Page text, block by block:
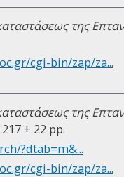
της
cgi-bin/zap/za...
της
+ 22 pp.
?dtab=m&...
cgi-bin/zap/za...